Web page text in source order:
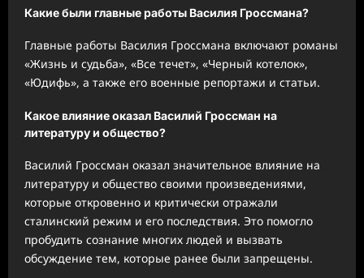
Какие были главные работы Василия Гроссмана?
Главные работы Василия Гроссмана включают романы
«Жизнь и судьба», «Все течет», «Черный котелок»,
«Юдифь», а также его военные репортажи и статьи.
Какое влияние оказал Василий Гроссман на
литературу и общество?
Василий Гроссман оказал значительное влияние на
литературу и общество своими произведениями,
которые откровенно и критически отражали
сталинский режим и его последствия. Это помогло
пробудить сознание многих людей и вызвать
обсуждение тем, которые ранее были запрещены.